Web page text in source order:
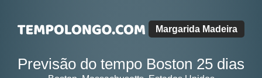
Margarida Madeira
Previsão do tempo Boston 25 dias